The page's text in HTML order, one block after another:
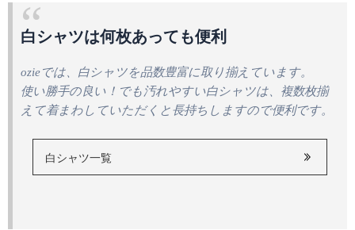
白シャツは何枚あっても便利
ozieでは、白シャツを品数豊富に取り揃えています。
使い勝手の良い！でも汚れやすい白シャツは、複数枚揃
えて着まわしていただくと長持ちしますので便利です。
白シャツ一覧